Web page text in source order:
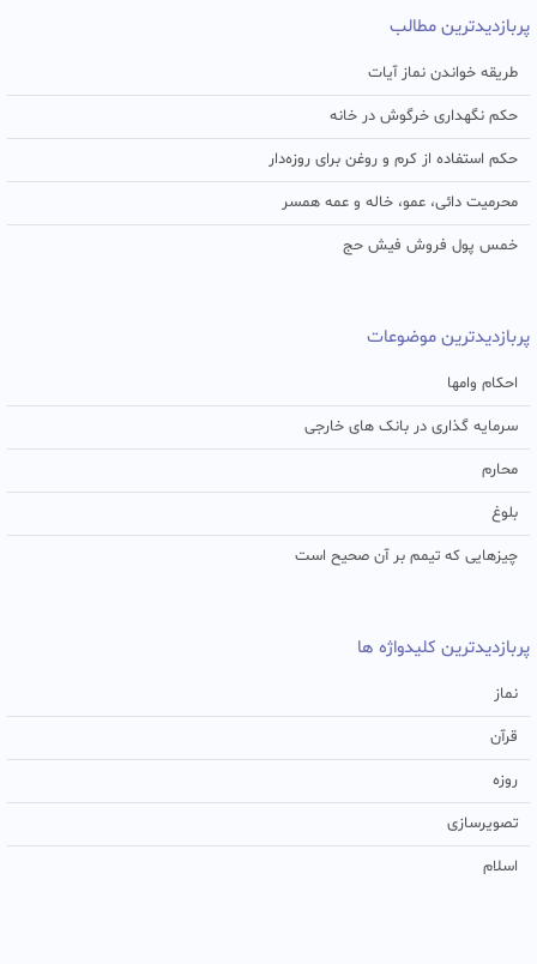
پربازدیدترین مطالب
طریقه خواندن نماز آیات
حکم نگهداری خرگوش در خانه
حکم استفاده از کرم و روغن برای روزه‌دار
محرمیت دائی، عمو، خاله و عمه همسر
خمس پول فروش فیش حج
پربازدیدترین موضوعات
احکام وامها
سرمایه گذاری در بانک های خارجی
محارم
بلوغ
چیزهایی که تیمم بر آن صحیح است
پربازدیدترین کلیدواژه ها
نماز
قرآن
روزه
تصویرسازی
اسلام